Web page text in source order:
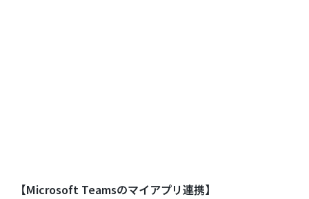
【Microsoft Teamsのマイアプリ連携】